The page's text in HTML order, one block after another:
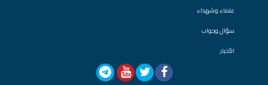
علماء وشهداء
سؤال وجواب
الأخبار